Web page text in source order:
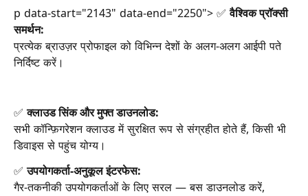
p data-start="2143" data-end="2250"> ✅वैश्विक प्रॉक्सी
समर्थन:
प्रत्येक ब्राउज़र प्रोफाइल को विभिन्न देशों के अलग-अलग आईपी पते
निर्दिष्ट करें।
✅क्लाउड सिंक और मुफ्त डाउनलोड:
सभी कॉन्फ़िगरेशन क्लाउड में सुरक्षित रूप से संग्रहीत होते हैं, किसी भी
डिवाइस से पहुंच योग्य।
✅उपयोगकर्ता-अनुकूल इंटरफेस:
गैर-तकनीकी उपयोगकर्ताओं के लिए सरल — बस डाउनलोड करें,